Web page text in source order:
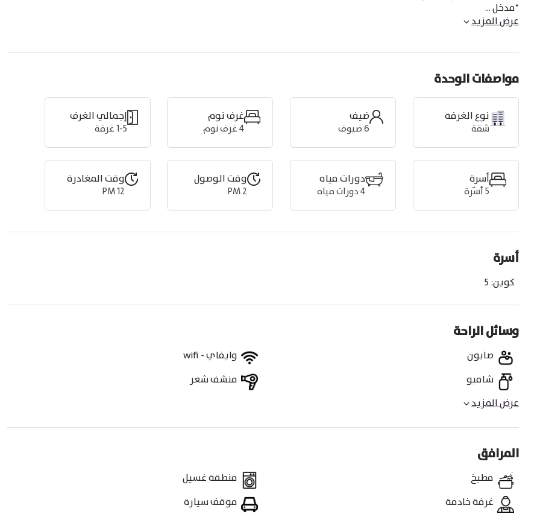
*مدخل...
عرض المزيد
مواصفات الوحدة
نوع الغرفة
شقة
ضيف
6ضيوف
غرف نوم
4غرف نوم
إجمالي الغرف
1-5 غرفة
أسرة
5أسّرة
دورات مياه
4دورات مياه
وقت الوصول
2 PM
وقت المغادرة
12 PM
أسرة
كوين:
5
وسائل الراحة
صابون
وايفاي - wifi
شامبو
منشف شعر
عرض المزيد
المرافق
مطبخ
منطقة غسيل
غرفة خادمة
موقف سيارة